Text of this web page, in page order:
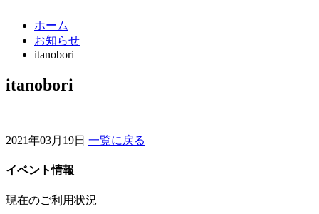
ホーム
お知らせ
itanobori
itanobori
2021年03月19日 一覧に戻る
イベント情報
現在のご利用状況